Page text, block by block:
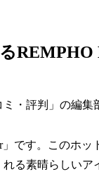
REMPHO
・評判」の編集
です。このホ
る素晴らしいア